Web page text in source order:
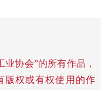
协会”的所有作品，
版权或有权使用的作